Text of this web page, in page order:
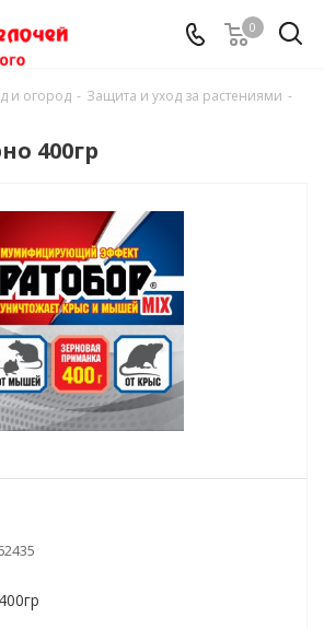
0
и огород - Защита и уход за растениями -
400гр